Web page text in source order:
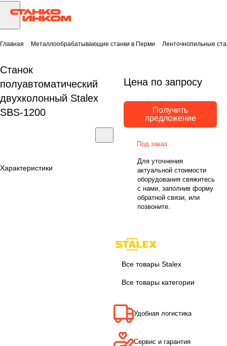
Главная Металлообрабатывающие станки в Перми Ленточнопильные
Станок
полуавтоматический
двухколонный Stalex
SBS-1200
Характеристики
Цена по запросу
Получить
предложение
Под заказ
Для уточнения
актуальной стоимости
оборудования свяжитесь
с нами, заполнив форму
обратной связи, или
позвоните.
Все товары Stalex
Все товары категории
Удобная логистика
Сервис и гарантия